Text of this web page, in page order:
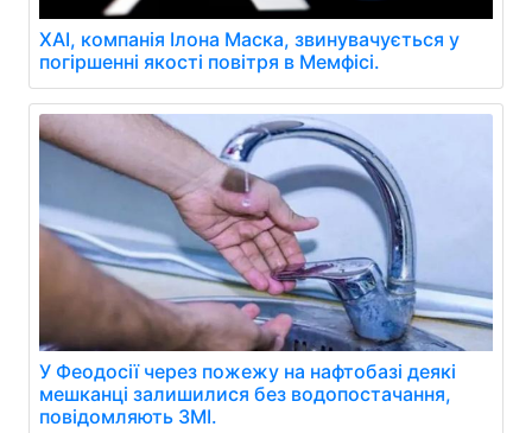
XAI, компанія Ілона Маска, звинувачується у
погіршенні якості повітря в Мемфісі.
У Феодосії через пожежу на нафтобазі деякі
мешканці залишилися без водопостачання,
повідомляють ЗМІ.